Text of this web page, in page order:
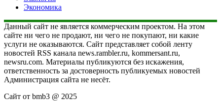
Экономика
Данный сайт не является коммерческим проектом. На этом
сайте ни чего не продают, ни чего не покупают, ни какие
услуги не оказываются. Сайт представляет собой ленту
новостей RSS канала news.rambler.ru, kommersant.ru,
newsru.com. Материалы публикуются без искажения,
ответственность за достоверность публикуемых новостей
Администрация сайта не несёт.
Сайт от bmb3 @ 2025